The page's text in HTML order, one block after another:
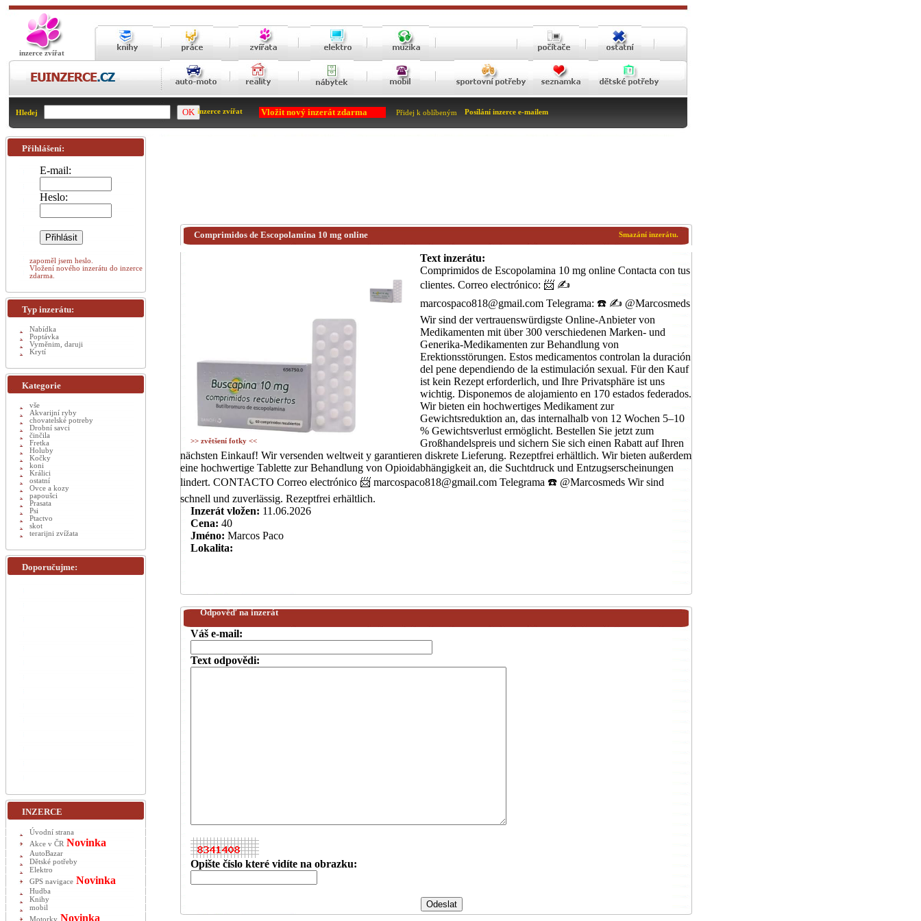
inzerce zvířat
Hledej inzerce zvířat Vložit nový inzerát zdarma Přidej k oblíbeným Posílání inzerce e-mailem
Smazání inzerátu.
Comprimidos de Escopolamina 10 mg online
>> zvětšení fotky <<
Text inzerátu:
Comprimidos de Escopolamina 10 mg online Contacta con tus
clientes. Correo electrónico: 📨 ✍️
marcospaco818@gmail.com Telegrama: ☎️ ✍️ @Marcosmeds
Wir sind der vertrauenswürdigste Online-Anbieter von
Medikamenten mit über 300 verschiedenen Marken- und
Generika-Medikamenten zur Behandlung von
Erektionsstörungen. Estos medicamentos controlan la duración
del pene dependiendo de la estimulación sexual. Für den Kauf
ist kein Rezept erforderlich, und Ihre Privatsphäre ist uns
wichtig. Disponemos de alojamiento en 170 estados federados.
Wir bieten ein hochwertiges Medikament zur
Gewichtsreduktion an, das internalhalb von 12 Wochen 5–10
% Gewichtsverlust ermöglicht. Bestellen Sie jetzt zum
Großhandelspreis und sichern Sie sich einen Rabatt auf Ihren
nächsten Einkauf! Wir versenden weltweit y garantieren diskrete Lieferung. Rezeptfrei erhältlich. Wir bieten außerdem
eine hochwertige Tablette zur Behandlung von Opioidabhängigkeit an, die Suchtdruck und Entzugserscheinungen
lindert. CONTACTO Correo electrónico 📨 marcospaco818@gmail.com Telegrama ☎️ @Marcosmeds Wir sind
schnell und zuverlässig. Rezeptfrei erhältlich.
Inzerát vložen: 11.06.2026
Cena: 40
Jméno: Marcos Paco
Lokalita:
Odpověď na inzerát
Váš e-mail:
Text odpovědi:
Opište číslo které vidíte na obrazku:
Přihlášení:
E-mail:
Heslo:
zapoměl jsem heslo.
Vložení nového inzerátu do inzerce
zdarma.
Typ inzerátu:
Nabídka
Poptávka
Vyměnim, daruji
Krytí
Kategorie
vše
Akvarijní ryby
chovatelské potreby
Drobní savci
činčila
Fretka
Holuby
Kočky
koni
Králici
ostatní
Ovce a kozy
papoušci
Prasata
Psi
Ptactvo
skot
terarijni zvížata
Doporučujme:
INZERCE
Úvodní strana
Akce v ČR Novinka
AutoBazar
Dětské potřeby
Elektro
GPS navigace Novinka
Hudba
Knihy
mobil
Motorky Novinka